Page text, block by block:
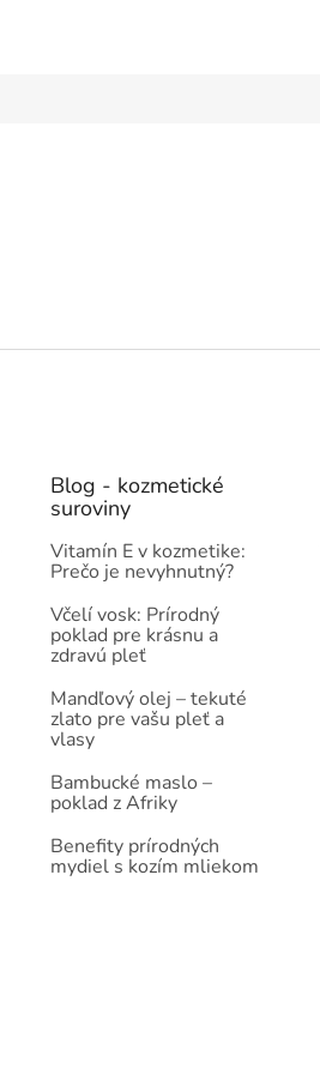
Blog - kozmetické
suroviny
Vitamín E v kozmetike:
Prečo je nevyhnutný?
Včelí vosk: Prírodný
poklad pre krásnu a
zdravú pleť
Mandľový olej – tekuté
zlato pre vašu pleť a
vlasy
Bambucké maslo –
poklad z Afriky
Benefity prírodných
mydiel s kozím mliekom